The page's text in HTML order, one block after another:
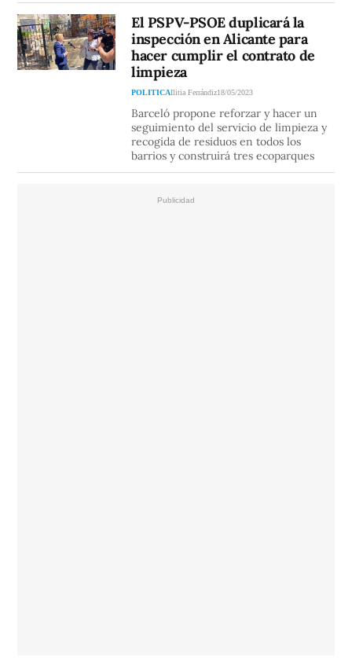
El PSPV-PSOE duplicará la
inspección en Alicante para
hacer cumplir el contrato de
limpieza
POLITICAIlitia Ferrándiz18/05/2023
Barceló propone reforzar y hacer un
seguimiento del servicio de limpieza y
recogida de residuos en todos los
barrios y construirá tres ecoparques